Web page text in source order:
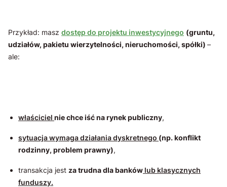
Przykład: masz dostęp do projektu inwestycyjnego (gruntu,
udziałów, pakietu wierzytelności, nieruchomości, spółki) –
ale:
właściciel nie chce iść na rynek publiczny,
sytuacja wymaga działania dyskretnego (np. konflikt
rodzinny, problem prawny),
transakcja jest za trudna dla banków lub klasycznych
funduszy.